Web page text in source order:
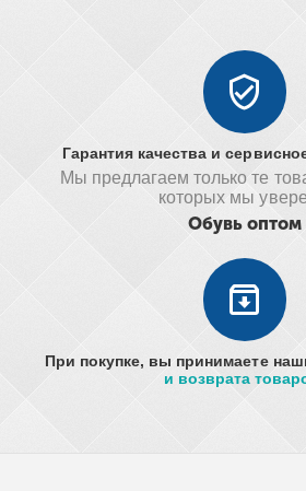
Гарантия качества и
Мы предлагаем только те
которых мы
Обувь оптом
При покупке, вы принимаете
и возврата